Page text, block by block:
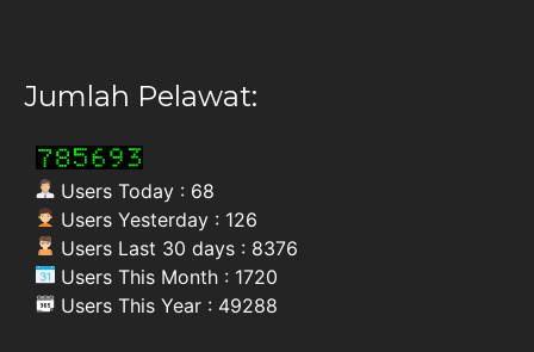
Jumlah Pelawat:
Users Today : 68
Users Yesterday : 126
Users Last 30 days : 8376
Users This Month : 1720
Users This Year : 49288